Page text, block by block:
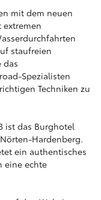
mit dem neuen
extremen
staufreien
das
Spezialisten
Techniken zu
ist das Burghotel
Hardenberg.
ein authentisches
eine echte